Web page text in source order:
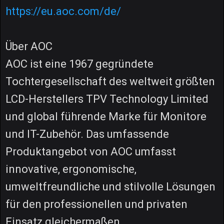
https://eu.aoc.com/de/
Über AOC
AOC ist eine 1967 gegründete
Tochtergesellschaft des weltweit größten
LCD-Herstellers TPV Technology Limited
und global führende Marke für Monitore
und IT-Zubehör. Das umfassende
Produktangebot von AOC umfasst
innovative, ergonomische,
umweltfreundliche und stilvolle Lösungen
für den professionellen und privaten